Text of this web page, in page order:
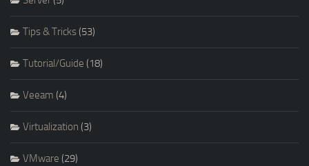
Tips & Tricks(53)
Tutorial/Guide (18)
Veeam (4)
Virtualization (3)
VMware (29)